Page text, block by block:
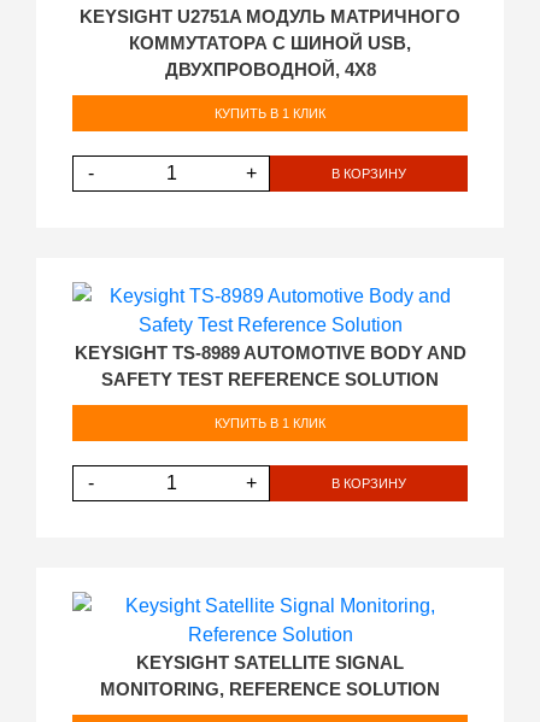
KEYSIGHT U2751A МОДУЛЬ МАТРИЧНОГО
КОММУТАТОРА С ШИНОЙ USB,
ДВУХПРОВОДНОЙ, 4Х8
КУПИТЬ В 1 КЛИК
- + В КОРЗИНУ
KEYSIGHT TS-8989 AUTOMOTIVE BODY AND
SAFETY TEST REFERENCE SOLUTION
КУПИТЬ В 1 КЛИК
- + В КОРЗИНУ
KEYSIGHT SATELLITE SIGNAL
MONITORING, REFERENCE SOLUTION